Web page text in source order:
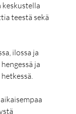
keskustella
teestä sekä
ilossa ja
ja